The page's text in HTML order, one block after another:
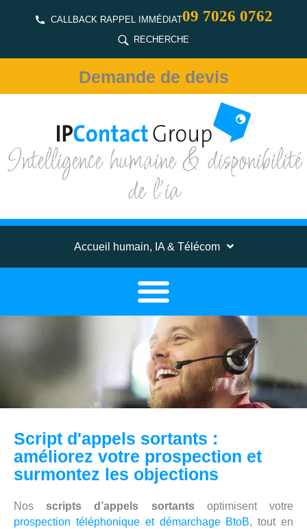
CALLBACK RAPPEL IMMÉDIAT09 7026 0762
RECHERCHE
Demande de devis
Intelligence humaine & disponibilité
de l'ia
Accueil humain, IA & Télécom
Script d'appels sortants :
améliorez votre prospection et
surmontez les objections
Nosscripts d’appels sortantsoptimisent votre
prospection téléphonique et démarchage BtoB, tout en